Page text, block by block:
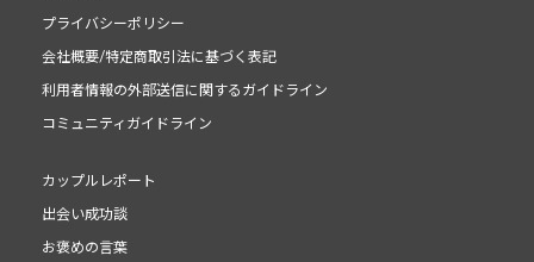
プライバシーポリシー
会社概要/特定商取引法に基づく表記
利用者情報の外部送信に関するガイドライン
コミュニティガイドライン
カップルレポート
出会い成功談
お褒めの言葉